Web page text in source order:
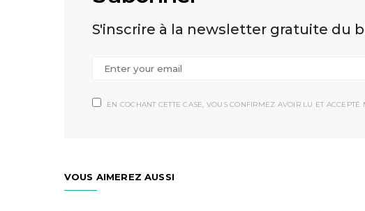
S'inscrire à la newsletter gratuite du
EN COCHANT CETTE CASE, VOUS CONFIRMEZ AVOIR LU ET
VOUS AIMEREZ AUSSI